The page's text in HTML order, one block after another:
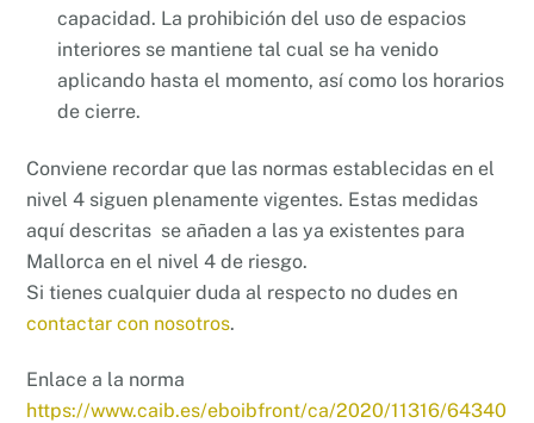
capacidad. La prohibición del uso de espacios
interiores se mantiene tal cual se ha venido
aplicando hasta el momento, así como los horarios
de cierre.
Conviene recordar que las normas establecidas en el
nivel 4 siguen plenamente vigentes. Estas medidas
aquí descritas se añaden a las ya existentes para
Mallorca en el nivel 4 de riesgo.
Si tienes cualquier duda al respecto no dudes en
contactar con nosotros.
Enlace a la norma
https://www.caib.es/eboibfront/ca/2020/11316/64340